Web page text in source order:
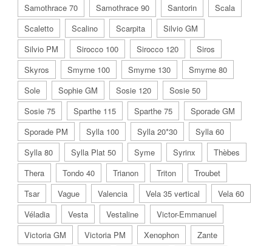
Samothrace 70
Samothrace 90 Santorin
Scala
Scaletto
Scalino Scarpita
Silvio GM
Silvio PM
Sirocco 100 Sirocco 120
Siros
Skyros
Smyrne 100 Smyrne 130
Smyrne 80
Sole
Sophie GM Sosie 120
Sosie 50
Sosie 75
Sparthe 115 Sparthe 75
Sporade GM
Sporade PM
Sylla 100 Sylla 20*30
Sylla 60
Sylla 80
Sylla Plat 50 Syme Syrinx
Thèbes
Thera
Tondo 40 Trianon Triton
Troubet
Tsar
Vague Valencia Vela 35 vertical
Vela 60
Véladia
Vesta Vestaline
Victor-Emmanuel
Victoria GM
Victoria PM Xenophon
Zante